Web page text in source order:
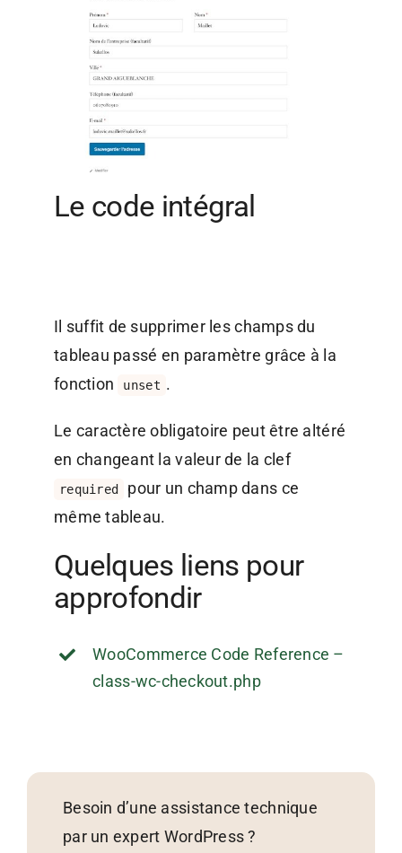
Le code intégral
Il suffit de supprimer les champs du
tableau passé en paramètre grâce à la
fonction
unset .
Le caractère obligatoire peut être altéré
en changeant la valeur de la clef
required
pour un champ dans ce
même tableau.
Quelques liens pour
approfondir
WooCommerce Code Reference –
class-wc-checkout.php
Besoin d’une assistance technique
par un expert WordPress ?